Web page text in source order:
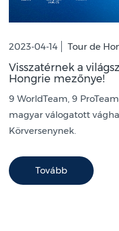
2023-04-14 Tour de
Visszatérnek a
Hongrie mezőnye!
9 WorldTeam, 9
magyar válogatott
Körversenynek.
Tovább